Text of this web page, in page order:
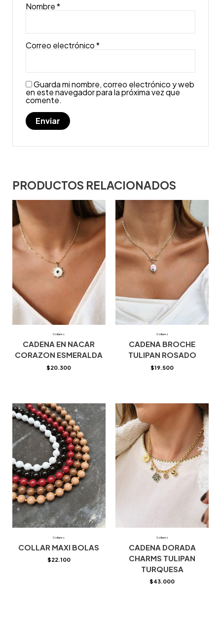
Nombre*
Correo electrónico*
Guarda mi nombre, correo electrónico y web
en este navegador para la próxima vez que
comente.
PRODUCTOS RELACIONADOS
Collares
CADENA EN NACAR
CORAZON ESMERALDA
$20.300
Collares
CADENA BROCHE
TULIPAN ROSADO
$19.500
Collares
COLLAR MAXI BOLAS
$22.100
Collares
CADENA DORADA
CHARMS TULIPAN
TURQUESA
$43.000